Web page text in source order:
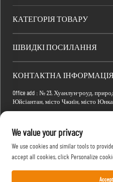
КАТЕГОРІЯ ТОВАРУ
ШВИДКІ ПОСИЛАННЯ
КОНТАКТНА ІНФОРМАЦІЯ
Office add : № 23, Хуанлун-роуд,
Юйсіантан, місто Чжиїн, місто
Електронна пошта: [email protected]
We value your privacy
We use cookies and similar tools to
accept all cookies, click Personalize
Accept